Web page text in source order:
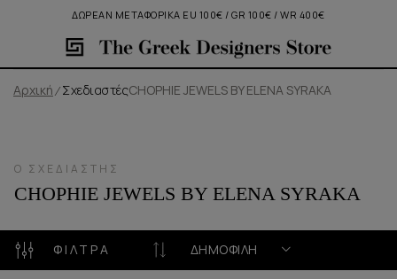
ΔΩΡΕΑΝ ΜΕΤΑΦΟΡΙΚΑ EU 100€ / GR 100€ / WR 400€
Αρχική ΣχεδιαστέςCHOPHIE JEWELS BY ELENA SYRAKA
Ο ΣΧΕΔΙΑΣΤΉΣ
CHOPHIE JEWELS BY ELENA SYRAKA
ΦΊΛΤΡΑ ΔΗΜΟΦΙΛΉ